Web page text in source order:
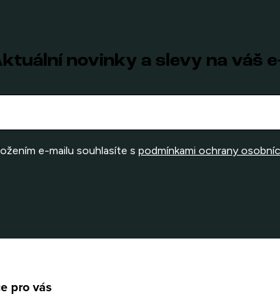
novinky a slevy na váš
e-mailu souhlasíte s podmínkami ochrany
pro vás